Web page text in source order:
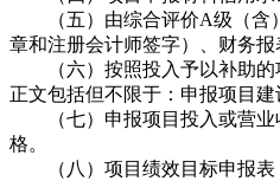
（五）由综合评价A级（
章和注册会计师签字）、财务
（六）按照投入予以补助
正文包括但不限于：申报项目
（七）申报项目投入或营
格。
（八）项目绩效目标申报表